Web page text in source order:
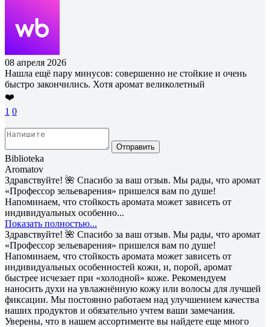
08 апреля 2026
Нашла ещё пару минусов: совершенно не стойкие и очень
быстро закончились. Хотя аромат великолетный
❤️
1 0
Отправить
Biblioteka
Aromatov
Здравствуйте! 🌺 Спасибо за ваш отзыв. Мы рады, что аромат
«Профессор зельеварения» пришелся вам по душе!
Напоминаем, что стойкость аромата может зависеть от
индивидуальных особенно...
Показать полностью...
Здравствуйте! 🌺 Спасибо за ваш отзыв. Мы рады, что аромат
«Профессор зельеварения» пришелся вам по душе!
Напоминаем, что стойкость аромата может зависеть от
индивидуальных особенностей кожи, и, порой, аромат
быстрее исчезает при «холодной» коже. Рекомендуем
наносить духи на увлажнённую кожу или волосы для лучшей
фиксации. Мы постоянно работаем над улучшением качества
наших продуктов и обязательно учтем ваши замечания.
Уверены, что в нашем ассортименте вы найдете еще много